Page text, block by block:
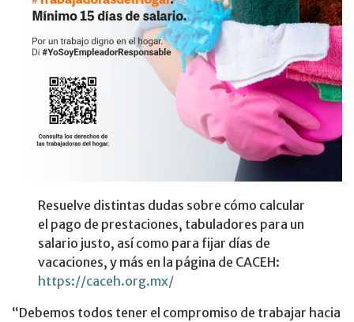
Resuelve distintas dudas sobre cómo calcular
el pago de prestaciones, tabuladores para un
salario justo, así como para fijar días de
vacaciones, y más en la página de CACEH:
https://caceh.org.mx/
“Debemos todos tener el compromiso de trabajar hacia